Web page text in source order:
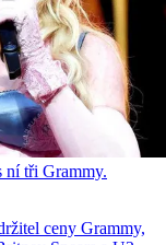
ní tři Grammy.
ceny Grammy,